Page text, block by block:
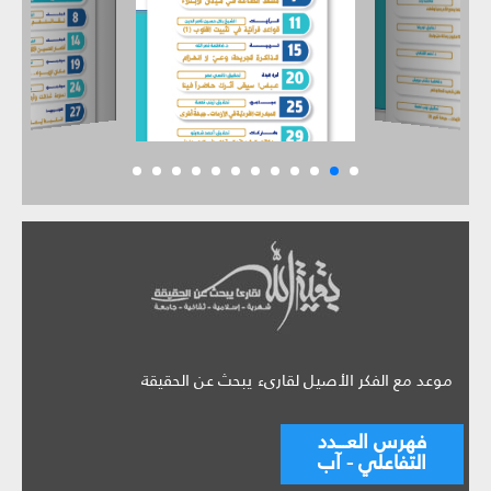
موعد مع الفكر الأصيل لقارىء يبحث عن الحقيقة
فهرس العـــدد
التفاعلي - آب